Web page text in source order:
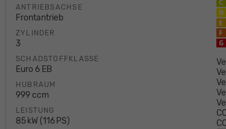
ANTRIEBSACHSE
Frontantrieb
ZYLINDER
3
SCHADSTOFFKLASSE
Euro 6 EB
HUBRAUM
999 ccm
LEISTUNG
85 kW (116 PS)